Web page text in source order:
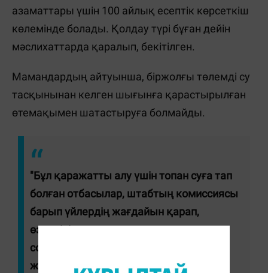
азаматтары үшін 100 айлық есептік көрсеткіш
көлемінде болады. Қолдау түрі бұған дейін
мәслихаттарда қаралып, бекітілген.
Мамандардың айтуынша, біржолғы төлемді су
тасқынынан келген шығынға қарастырылған
өтемақымен шатастыруға болмайды.
"Бұл қаражатты алу үшін топан суға тап
болған отбасылар, штабтың комиссиясы
барып үйлердің жағдайын қарап,
өздерінің қортындыларын шығарып,
содан кейін сол қортынды негізінде
жергілікті төтенше жағдайлар